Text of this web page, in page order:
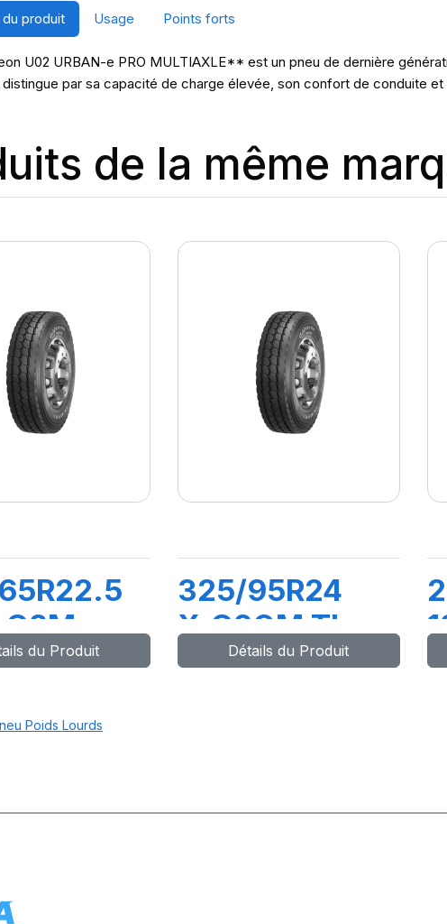
produit Usage Points forts
U02 URBAN-e PRO MULTIAXLE** est un pneu de dernière
par sa capacité de charge élevée, son confort de conduite
de la même
M1
du Produit
325/95R24
X.G2OM TL
162/160K M+S
Détails du Produit
Poids Lourds